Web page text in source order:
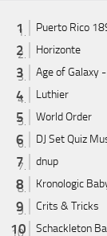
Puerto Rico
Horizonte
Age of Galaxy
Luthier
World Order
DJ Set Quiz
dnup
Kronologic
Crits & Tricks
Schackleton